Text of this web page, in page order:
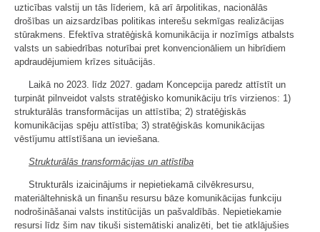
uzticības valstij un tās līderiem, kā arī ārpolitikas, nacionālās
drošības un aizsardzības politikas interešu sekmīgas realizācijas
stūrakmens. Efektīva stratēģiskā komunikācija ir nozīmīgs atbalsts
valsts un sabiedrības noturībai pret konvencionāliem un hibrīdiem
apdraudējumiem krīzes situācijās.
Laikā no 2023. līdz 2027. gadam Koncepcija paredz attīstīt un
turpināt pilnveidot valsts stratēģisko komunikāciju trīs virzienos: 1)
strukturālās transformācijas un attīstība; 2) stratēģiskās
komunikācijas spēju attīstība; 3) stratēģiskās komunikācijas
vēstījumu attīstīšana un ieviešana.
Strukturālās transformācijas un attīstība
Strukturāls izaicinājums ir nepietiekamā cilvēkresursu,
materiāltehniskā un finanšu resursu bāze komunikācijas funkciju
nodrošināšanai valsts institūcijās un pašvaldībās. Nepietiekamie
resursi līdz šim nav tikuši sistemātiski analizēti, bet tie atklājušies